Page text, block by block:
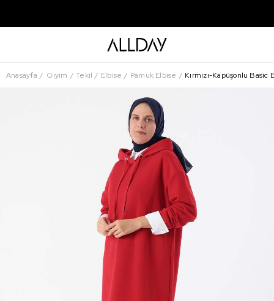
Anasayfa Giyim Tekil Elbise Pamuk Elbise Kırmızı-Kapüşonlu Basic